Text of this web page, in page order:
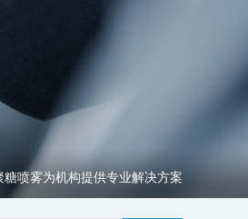
喷雾为机构提供专业解决方案